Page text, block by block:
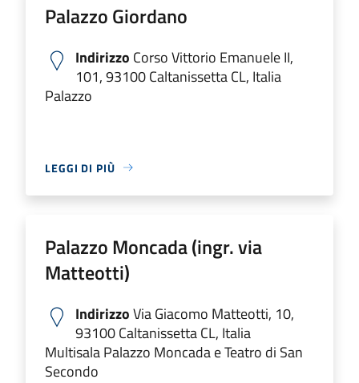
Palazzo Giordano
Indirizzo Corso Vittorio Emanuele II,
101, 93100 Caltanissetta CL, Italia
Palazzo
LEGGI DI PIÙ
Palazzo Moncada (ingr. via
Matteotti)
IndirizzoVia Giacomo Matteotti, 10,
93100 Caltanissetta CL, Italia
Multisala Palazzo Moncada e Teatro di San
Secondo